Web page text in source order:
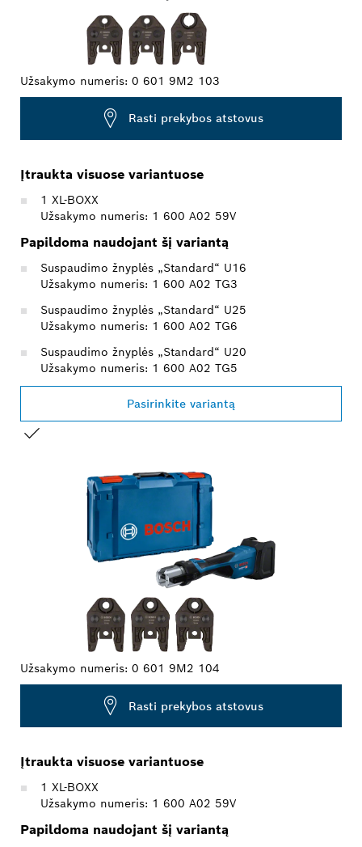
Užsakymo numeris: 0 601 9M2 103
Rasti prekybos atstovus
Įtraukta visuose variantuose
1 XL-BOXX
Užsakymo numeris: 1 600 A02 59V
Papildoma naudojant šį variantą
Suspaudimo žnyplės „Standard“ U16
Užsakymo numeris: 1 600 A02 TG3
Suspaudimo žnyplės „Standard“ U25
Užsakymo numeris: 1 600 A02 TG6
Suspaudimo žnyplės „Standard“ U20
Užsakymo numeris: 1 600 A02 TG5
Pasirinkite variantą
Užsakymo numeris: 0 601 9M2 104
Rasti prekybos atstovus
Įtraukta visuose variantuose
1 XL-BOXX
Užsakymo numeris: 1 600 A02 59V
Papildoma naudojant šį variantą